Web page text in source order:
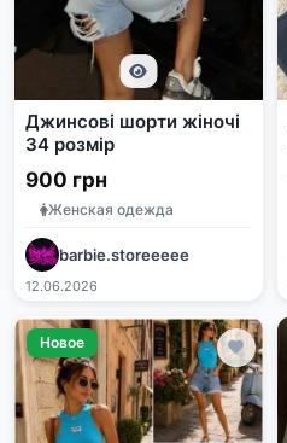
Джинсові шорти жіночі
34 розмір
900 грн
Женская одежда
barbie.storeeeee
12.06.2026
Новое